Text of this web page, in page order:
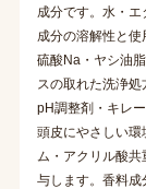
成分です。水・
成分の溶解性と
硫酸Na・ヤシ油
スの取れた洗浄
pH調整剤・キレ
頭皮にやさしい環
ム・アクリル酸
与します。香料成